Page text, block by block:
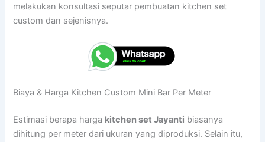
melakukan konsultasi seputar pembuatan kitchen set
custom dan sejenisnya.
Biaya & Harga Kitchen Custom Mini Bar Per Meter
Estimasi berapa harga kitchen set Jayanti biasanya
dihitung per meter dari ukuran yang diproduksi. Selain itu,